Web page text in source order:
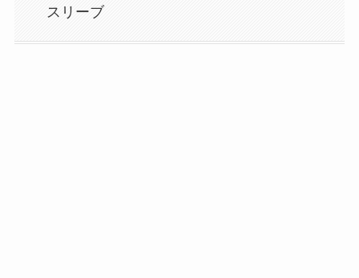
スリーブ